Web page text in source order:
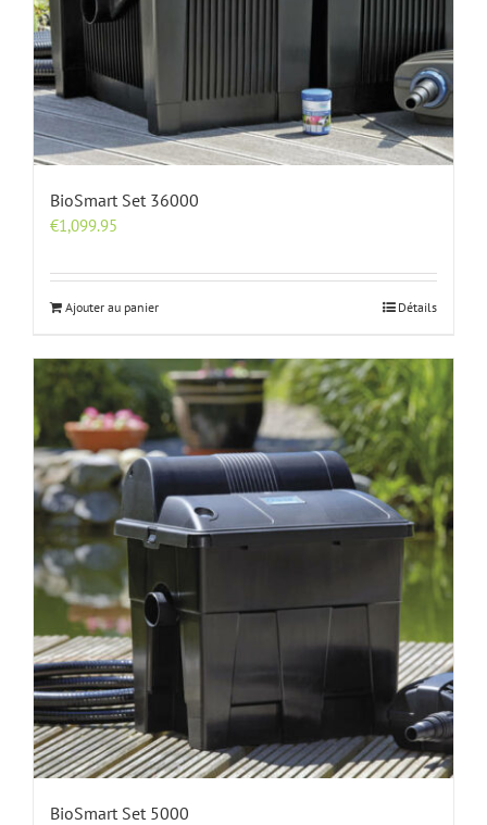
BioSmart Set 36000
€1,099.95
Ajouter au panier Détails
BioSmart Set 5000